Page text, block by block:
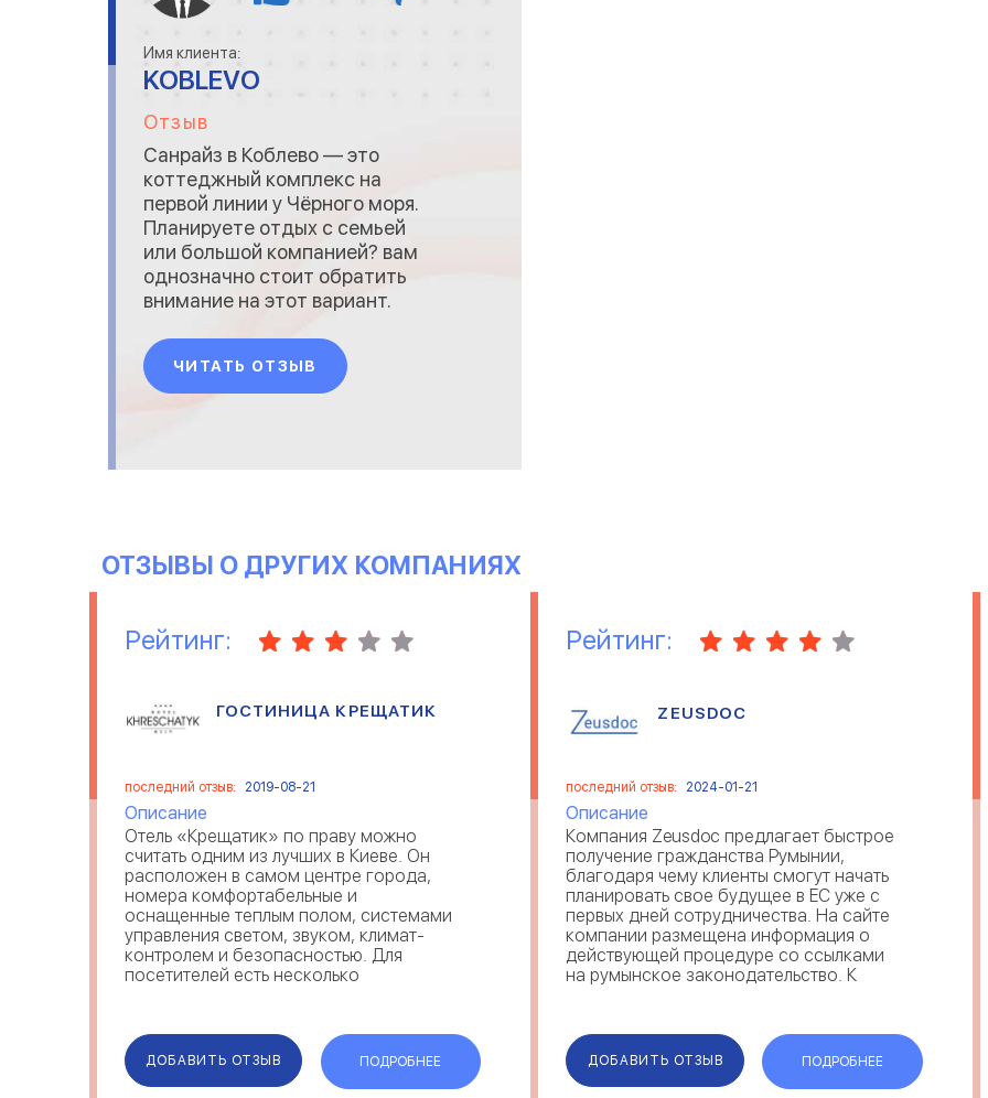
Имя клиента:
KOBLEVO
Отзыв
Санрайз в Коблево — это
коттеджный комплекс на
первой линии у Чёрного моря.
Планируете отдых с семьей
или большой компанией? вам
однозначно стоит обратить
внимание на этот вариант.
в коттеджном комплексе
Sunrise в Коблево можно от
1000 гривен. Цены на жилье
ЧИТАТЬ ОТЗЫВ
ОТЗЫВЫ О ДРУГИХ КОМПАНИЯХ
Рейтинг:
ГОСТИНИЦА КРЕЩАТИК
последний отзыв: 2019-08-21
Описание
Отель «Крещатик» по праву можно
считать одним из лучших в Киеве. Он
расположен в самом центре города,
номера комфортабельные и
оснащенные теплым полом, системами
управления светом, звуком, климат-
контролем и безопасностью. Для
посетителей есть несколько
провести время в приятной компании.
Из дополнительных у...
ДОБАВИТЬ ОТЗЫВ ПОДРОБНЕЕ
Рейтинг:
ZEUSDOC
последний отзыв: 2024-01-21
Описание
Компания Zeusdoc предлагает быстрое
получение гражданства Румынии,
благодаря чему клиенты смогут начать
планировать свое будущее в ЕС уже с
первых дней сотрудничества. На сайте
компании размещена информация о
действующей процедуре со ссылками
на румынское законодательство. К
всех этапах оформления, сохран...
ДОБАВИТЬ ОТЗЫВ ПОДРОБНЕЕ